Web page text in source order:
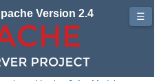
Version 2.4 ☰